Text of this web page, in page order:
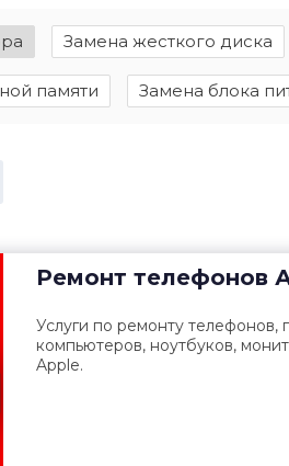
Замена жесткого диска
памяти Замена блока
Ремонт телефонов
Услуги по ремонту телефонов,
компьютеров, ноутбуков,
Apple.